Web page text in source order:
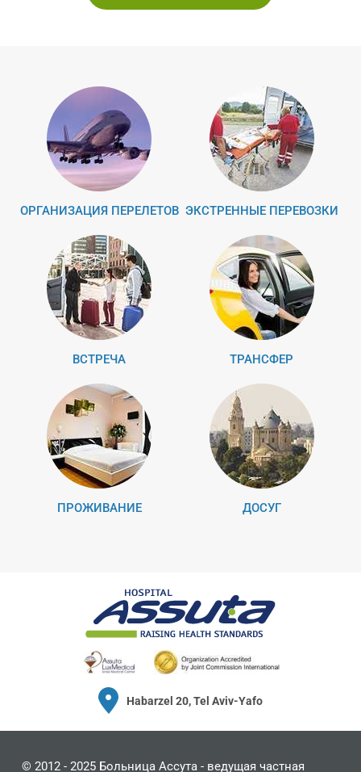
ОРГАНИЗАЦИЯ ПЕРЕЛЕТОВ ЭКСТРЕННЫЕ ПЕРЕВОЗКИ
ВСТРЕЧА ТРАНСФЕР
ПРОЖИВАНИЕ ДОСУГ
Habarzel 20, Tel Aviv-Yafo
© 2012 - 2025 Больница Ассута- ведущая частная